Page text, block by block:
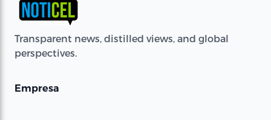
Transparent news, distilled views, and global
perspectives.
Empresa